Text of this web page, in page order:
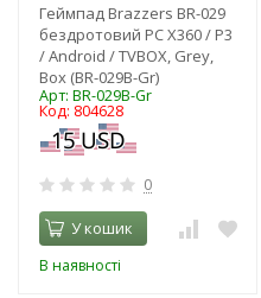
Геймпад Brazzers BR-029
бездротовий PC X360 / P3
/ Android / TVBOX, Grey,
Box (BR-029B-Gr)
Арт: BR-029B-Gr
Код: 804628
0
У кошик
В наявності